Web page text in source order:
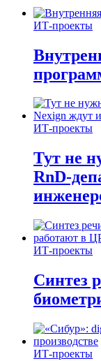
ИТ-проекты
ИТ-проекты
Тут не
RnD-
ИТ-проекты
Синтез
ИТ-проекты